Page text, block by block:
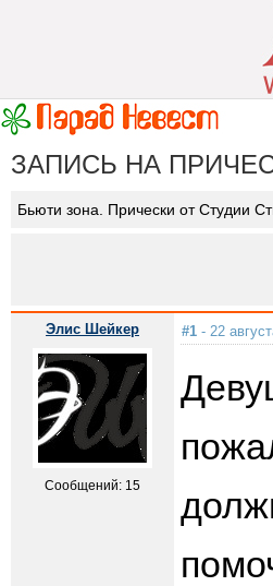
ЗАПИСЬ НА
Бьюти зона. Прически от Студии
Элис Шейкер
Сообщений: 15
#1 - 22